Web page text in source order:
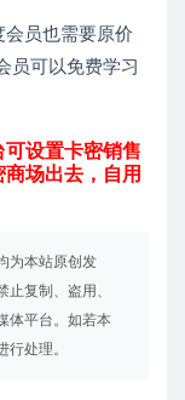
员也需要原价
员可以免费学习
设置卡密销售
场出去，自用
为本站原创发
止复制、盗用、
体平台。如若本
行处理。